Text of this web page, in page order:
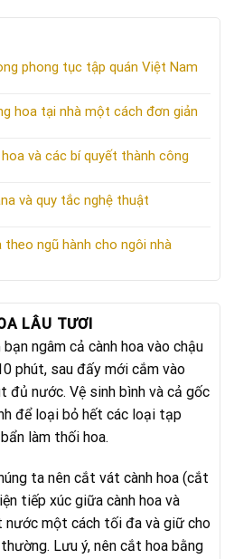
phong tục tập quán Việt Nam
hoa tại nhà một cách đơn giản
và các bí quyết thành công
và quy tắc nghệ thuật
theo ngũ hành cho ngôi nhà
LÂU TƯƠI
ngâm cả cành hoa vào chậu
phút, sau đấy mới cắm vào
đủ nước. Vệ sinh bình và cả gốc
để loại bỏ hết các loại tạp
làm thối hoa.
ta nên cắt vát cành hoa (cắt
tiếp xúc giữa cành hoa và
nước một cách tối đa và giữ cho
Lưu ý, nên cắt hoa bằng